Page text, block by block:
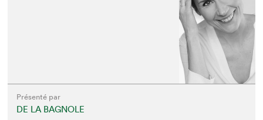
Présenté par
DE LA BAGNOLE